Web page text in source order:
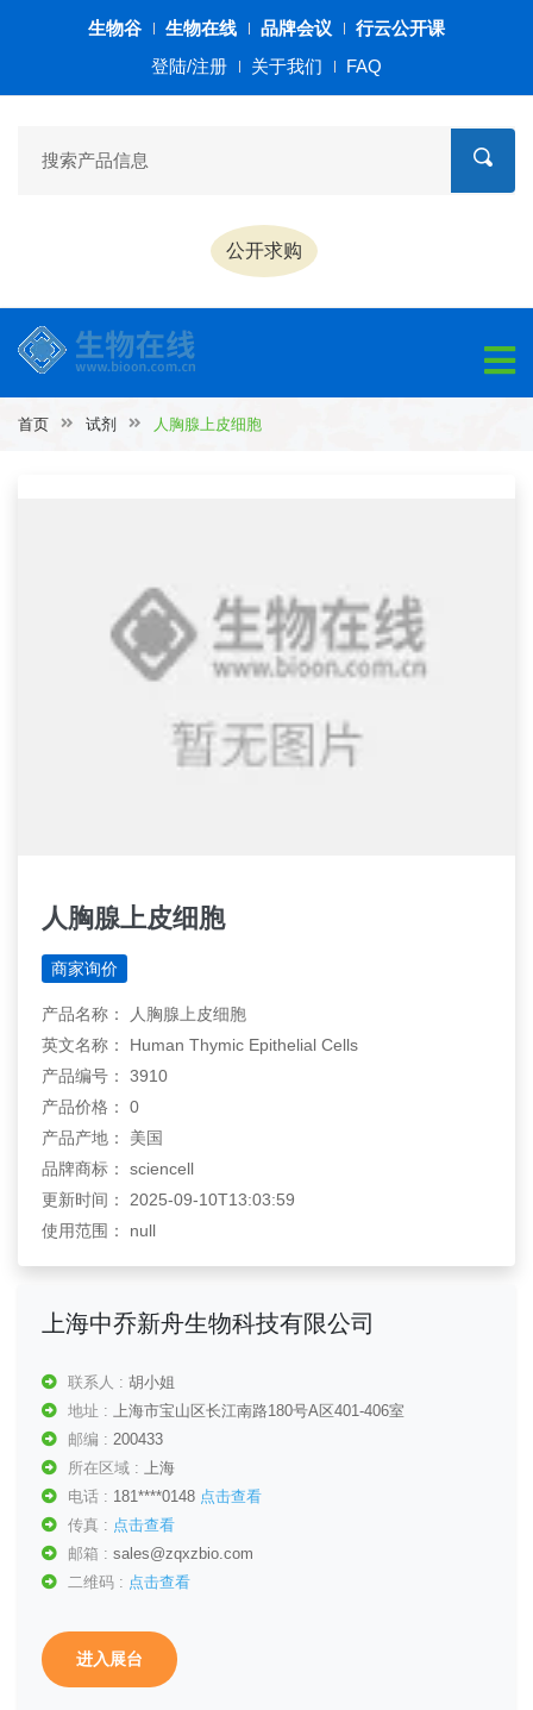
生物谷 生物在线 品牌会议
行云公开课
登陆/注册
关于我们 FAQ
公开求购
首页 试剂 人胸腺上皮细胞
人胸腺上皮细胞
商家询价
产品名称： 人胸腺上皮细胞
英文名称： Human Thymic Epithelial Cells
产品编号： 3910
产品价格： 0
产品产地： 美国
品牌商标： sciencell
更新时间： 2025-09-10T13:03:59
使用范围： null
上海中乔新舟生物科技有限公司
联系人 : 胡小姐
地址 : 上海市宝山区长江南路180号A区401-406室
邮编 : 200433
所在区域 : 上海
电话 : 181****0148 点击查看
传真 : 点击查看
邮箱 : sales@zqxzbio.com
二维码 : 点击查看
进入展台